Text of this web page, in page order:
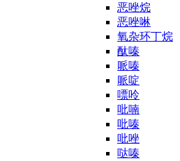
恶唑烷
恶唑啉
氧杂环丁烷
酞嗪
哌嗪
哌啶
嘌呤
吡喃
吡嗪
吡唑
哒嗪